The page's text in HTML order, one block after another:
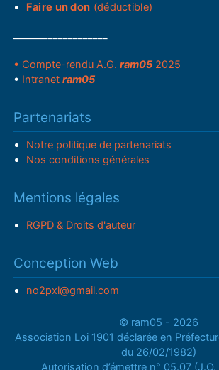
Faire un don (déductible)
• Compte-rendu A.G.ram05 2025
• Intranetram05
Partenariats
Notre politique de partenariats
Nos conditions générales
Mentions légales
RGPD & Droits d'auteur
Conception Web
no2pxl@gmail.com
© ram05 - 2026
Association Loi 1901 déclarée en
du 26/02/1982)
Autorisation d’émettre n° 05.07 (J.O.